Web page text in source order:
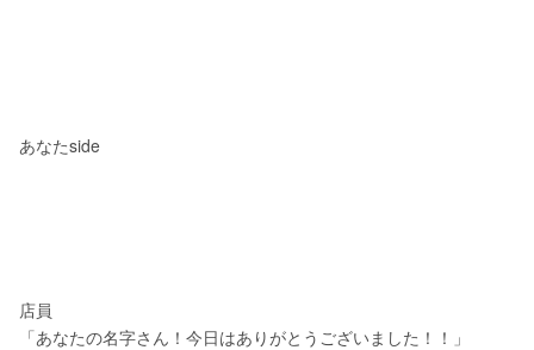
あなたside
店員
「あなたの名字さん！今日はありがとうございました！！」